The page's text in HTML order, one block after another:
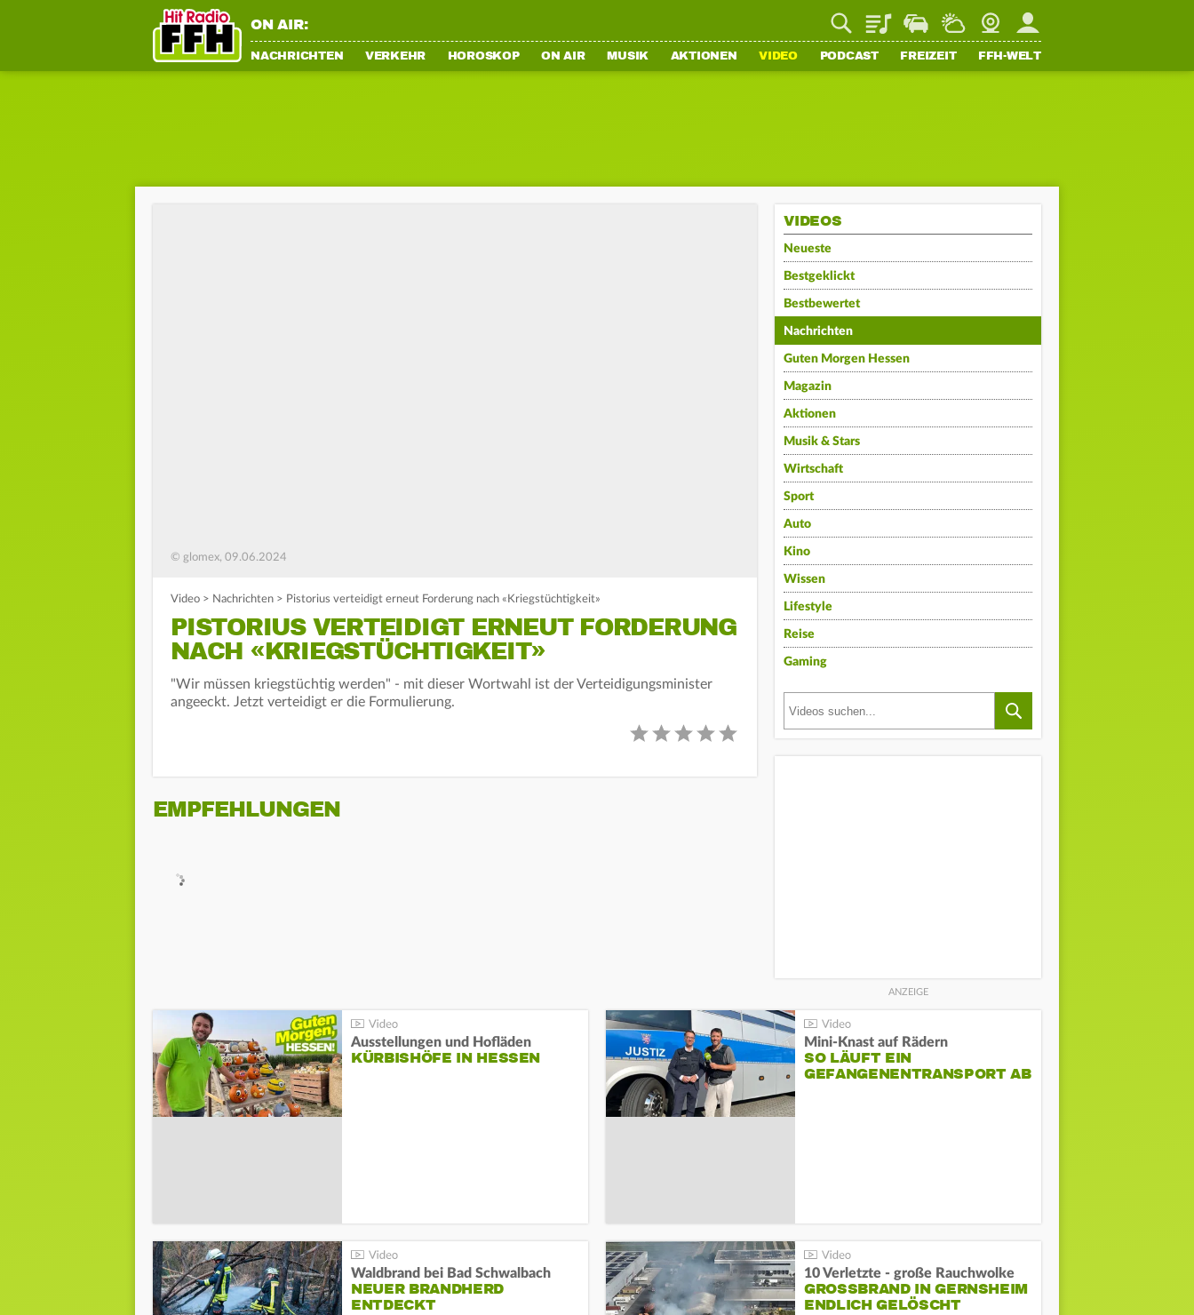
ON AIR: PlaylistStaupilotWetterWebcamMein FFH
NACHRICHTEN VERKEHR HOROSKOP ON AIR MUSIK AKTIONEN VIDEO PODCAST FREIZEIT FFH-WELT
© glomex, 09.06.2024
Video > Nachrichten > Pistorius verteidigt erneut Forderung nach «Kriegstüchtigkeit»
PISTORIUS VERTEIDIGT ERNEUT FORDERUNG
NACH «KRIEGSTÜCHTIGKEIT»
"Wir müssen kriegstüchtig werden" - mit dieser Wortwahl ist der Verteidigungsminister
angeeckt. Jetzt verteidigt er die Formulierung.
EMPFEHLUNGEN
VIDEOS
Neueste
Bestgeklickt
Bestbewertet
Nachrichten
Guten Morgen Hessen
Magazin
Aktionen
Musik & Stars
Wirtschaft
Sport
Auto
Kino
Wissen
Lifestyle
Reise
Gaming
Ausstellungen und Hofläden
KÜRBISHÖFE IN HESSEN
Mini-Knast auf Rädern
SO LÄUFT EIN
GEFANGENENTRANSPORT AB
Waldbrand bei Bad Schwalbach
NEUER BRANDHERD
ENTDECKT
10 Verletzte - große Rauchwolke
GROSSBRAND IN GERNSHEIM E
NDLICH GELÖSCHT